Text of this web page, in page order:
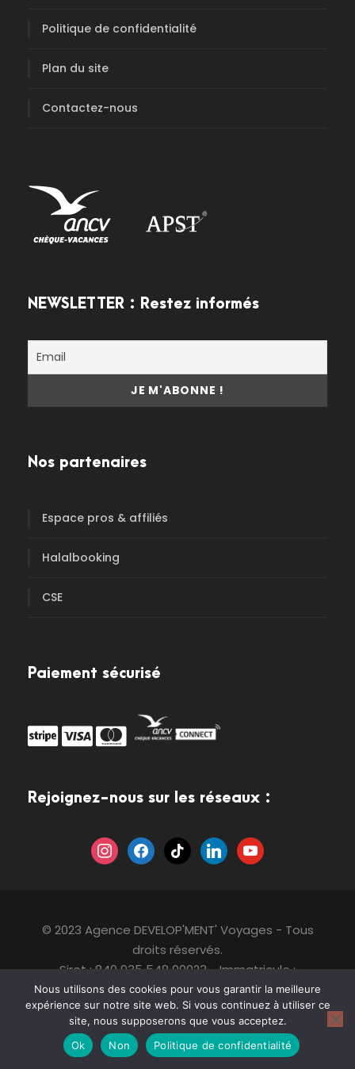
Politique de confidentialité
Plan du site
Contactez-nous
NEWSLETTER : Restez informés
Nos partenaires
Espace pros & affiliés
Halalbooking
CSE
Paiement sécurisé
Rejoignez-nous sur les réseaux :
i
n
a
r
a
m
f
a
b
o
o
k
t
o
k
l
e
d
i
n
y
o
u
e
© 2023 Agence DEVELOP'MENT' Voyages - Tous
droits réservés.
Siret : 840 935 548 00023 - Immatricule :
IM093190001 - TVA : FR04840935548 - Numéro IATA
: 20289452
Suivez-nous sur les réseaux
Nous utilisons des cookies pour vous garantir la meilleure
expérience sur notre site web. Si vous continuez à utiliser ce
site, nous supposerons que vous acceptez.
Ok
Non Politique de confidentialité